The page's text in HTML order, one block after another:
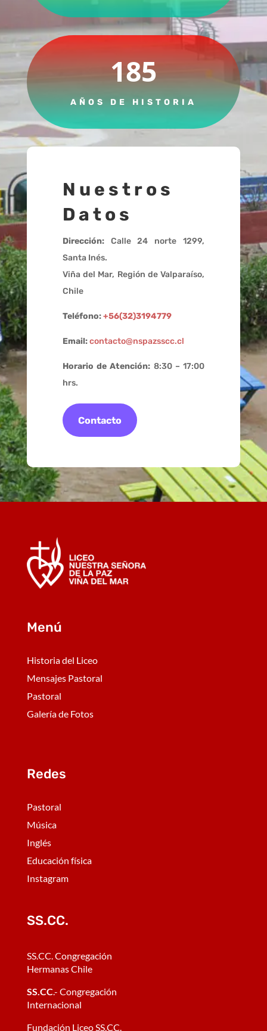
185
AÑOS DE HISTORIA
Nuestros
Datos
Dirección:Calle 24 norte 1299,
Santa Inés.
Viña del Mar, Región de Valparaíso,
Chile
Teléfono:+56(32)3194779
Email:contacto@nspazsscc.cl
Horario de Atención: 8:30 – 17:00
hrs.
Contacto
Menú
Historia del Liceo
Mensajes Pastoral
Pastoral
Galería de Fotos
Redes
Pastoral
Música
Inglés
Educación física
Instagram
SS.CC.
SS.CC. Congregación
Hermanas Chile
SS.CC.- Congregación
Internacional
Fundación Liceo SS.CC.